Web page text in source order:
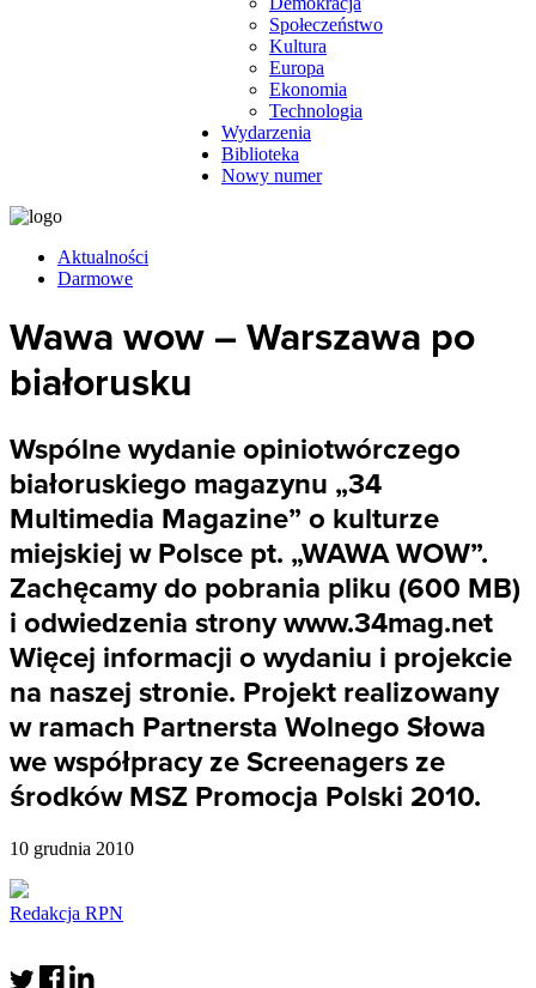
Społeczeństwo
Kultura
Europa
Ekonomia
Technologia
Wydarzenia
Biblioteka
Nowy numer
Aktualności
Darmowe
Wawa wow – Warszawa po
białorusku
Wspólne wydanie opiniotwórczego
białoruskiego magazynu „34
Multimedia Magazine” o kulturze
miejskiej w Polsce pt. „WAWA WOW”.
Zachęcamy do pobrania pliku (600 MB)
i odwiedzenia strony www.34mag.net
Więcej informacji o wydaniu i projekcie
na naszej stronie. Projekt realizowany
w ramach Partnersta Wolnego Słowa
we współpracy ze Screenagers ze
środków MSZ Promocja Polski 2010.
10 grudnia 2010
Redakcja RPN